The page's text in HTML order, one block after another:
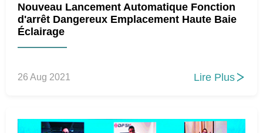
Nouveau Lancement Automatique Fonction
d'arrêt Dangereux Emplacement Haute Baie
Éclairage
26 Aug 2021 Lire Plus 